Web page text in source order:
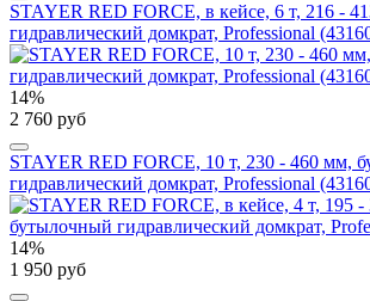
STAYER RED FORCE, в кейсе, 6 т, 216 -
гидравлический домкрат, Professional
14%
2 760 руб
STAYER RED FORCE, 10 т, 230 - 460 мм,
гидравлический домкрат, Professional
14%
1 950 руб